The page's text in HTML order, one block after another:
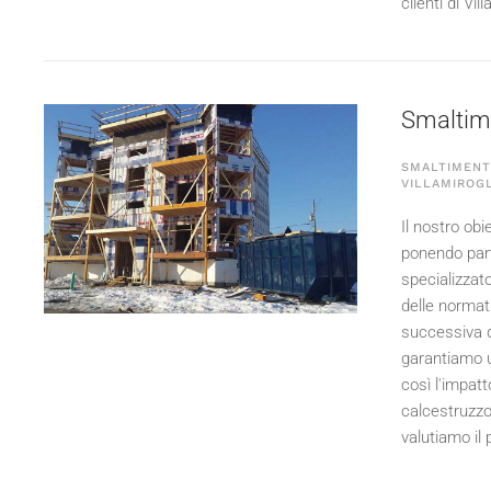
Il nostro
ponendo
delle
successiva
garantiamo
così
valutiamo il